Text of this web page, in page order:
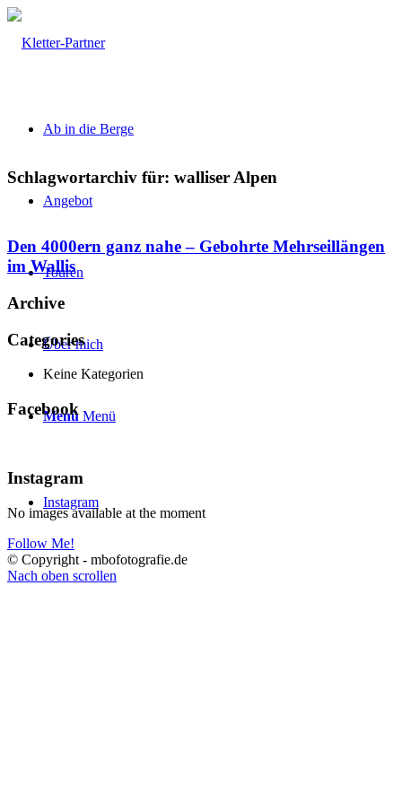
Ab in die Berge
Angebot
Touren
Über mich
Menü Menü
Instagram
Schlagwortarchiv für: walliser Alpen
Den 4000ern ganz nahe – Gebohrte Mehrseillängen
im Wallis
Archive
Categories
Keine Kategorien
Facebook
Instagram
No images available at the moment
Follow Me!
© Copyright - mbofotografie.de
Nach oben scrollen